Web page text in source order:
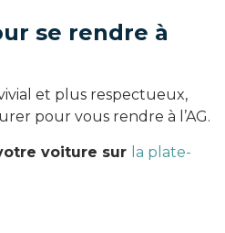
se rendre à
et plus respectueux,
pour vous rendre à l’AG.
voiture sur la plate-